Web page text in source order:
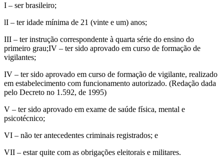
I – ser brasileiro;
lI – ter idade mínima de 21 (vinte e um) anos;
III – ter instrução correspondente à quarta série do ensino do
primeiro grau;IV – ter sido aprovado em curso de formação de
vigilantes;
IV – ter sido aprovado em curso de formação de vigilante, realizado
em estabelecimento com funcionamento autorizado. (Redação dada
pelo Decreto no 1.592, de 1995)
V – ter sido aprovado em exame de saúde física, mental e
psicotécnico;
VI – não ter antecedentes criminais registrados; e
VII – estar quite com as obrigações eleitorais e militares.